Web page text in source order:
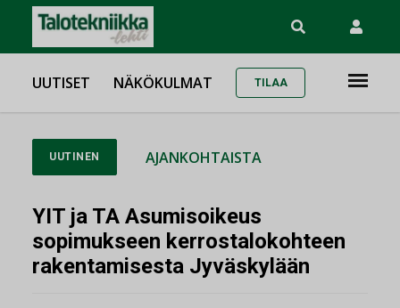
UUTISET NÄKÖKULMAT TILAA
UUTINEN AJANKOHTAISTA
YIT ja TA Asumisoikeus
sopimukseen kerrostalokohteen
rakentamisesta Jyväskylään